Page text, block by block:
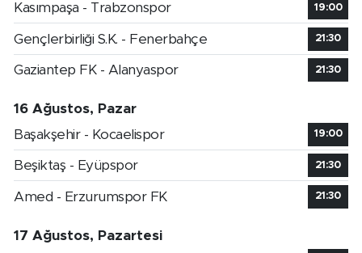
Kasımpaşa - Trabzonspor 19:00
Gençlerbirliği S.K. - Fenerbahçe 21:30
Gaziantep FK - Alanyaspor 21:30
16 Ağustos, Pazar
Başakşehir - Kocaelispor
19:00
Beşiktaş - Eyüpspor 21:30
Amed - Erzurumspor FK 21:30
17 Ağustos, Pazartesi